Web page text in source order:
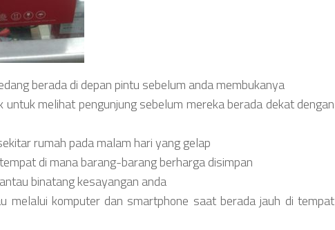
berada di depan pintu sebelum anda membukanya
melihat pengunjung sebelum mereka berada dekat dengan
rumah pada malam hari yang gelap
di mana barang-barang berharga disimpan
binatang kesayangan anda
melalui komputer dan smartphone saat berada jauh di tempat